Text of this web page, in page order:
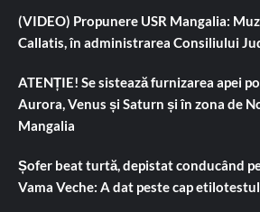
(VIDEO) Propunere USR Mangalia:
Callatis, în administrarea Consiliului
ATENȚIE! Se sistează furnizarea apei
Aurora, Venus și Saturn și în zona de
Mangalia
Șofer beat turtă, depistat conducând
Vama Veche: A dat peste cap etilotestul